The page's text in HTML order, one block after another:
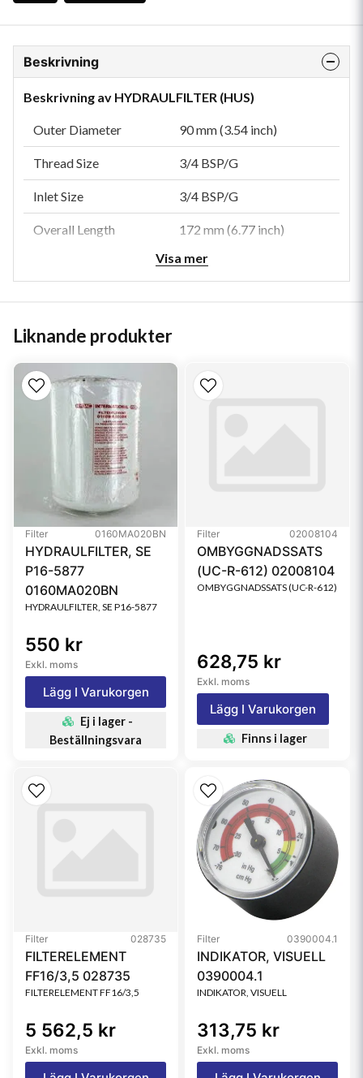
Beskrivning
Beskrivning av HYDRAULFILTER (HUS)
Outer Diameter 90 mm (3.54 inch)
Thread Size 3/4 BSP/G
Inlet Size 3/4 BSP/G
Overall Length
172 mm (6.77 inch)
Visa mer
Liknande produkter
Filter 0160MA020BN
HYDRAULFILTER, SE
P16-5877
0160MA020BN
HYDRAULFILTER, SE P16-5877
550 kr
Exkl. moms
Lägg I Varukorgen
Ej i lager -
Beställningsvara
Filter 02008104
OMBYGGNADSSATS
(UC-R-612) 02008104
OMBYGGNADSSATS (UC-R-612)
628,75 kr
Exkl. moms
Lägg I Varukorgen
Finns i lager
Filter 028735
FILTERELEMENT
FF16/3,5 028735
FILTERELEMENT FF16/3,5
5 562,5 kr
Exkl. moms
Filter 0390004.1
INDIKATOR, VISUELL
0390004.1
INDIKATOR, VISUELL
313,75 kr
Exkl. moms